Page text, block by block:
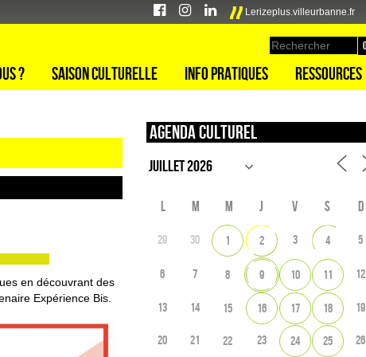
Lerizeplus.villeurbanne.fr
? Saison culturelle Info pratiques Ressources
en découvrant des
Expérience Bis.
Agenda culturel
L M M J V S D
29 30 1 2 3 4 5
6 7 8 9 10 11 12
13 14 15 16 17 18 19
20 21 22 23 24 25 26